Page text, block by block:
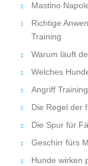
Mastino
Richtige
Training
Warum läuft
Welches
Angriff
Die Regel der
Die Spur für
Geschirr fürs
Hunde wirken